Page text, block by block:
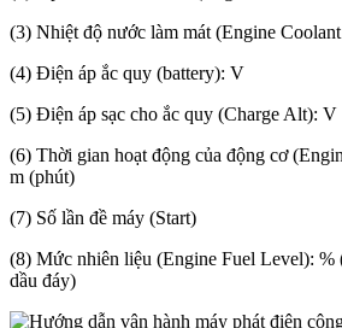
(3) Nhiệt độ nước làm mát (Engine
(4) Điện áp ắc quy (battery): V
(5) Điện áp sạc cho ắc quy (Charge Alt): V
(6) Thời gian hoạt động của động cơ
m (phút)
(7) Số lần đề máy (Start)
(8) Mức nhiên liệu (Engine Fuel Level): %
dầu đáy)